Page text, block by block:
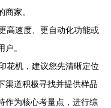
家。
高速度、更自动化功能或
。
花机，建议您先清晰定位
渠道积极寻找并提供样品
作为核心考量点，进行综